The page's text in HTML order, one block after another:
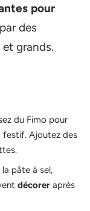
pour
des
grands.
du Fimo pour
festif. Ajoutez des
pâte à sel,
décorer après